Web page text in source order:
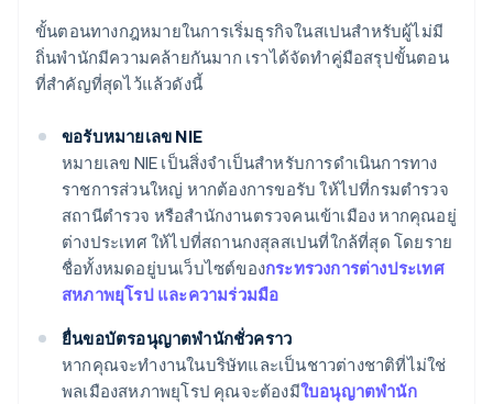
ขั้นตอนทางกฎหมายในการเริ่มธุรกิจในสเปนสำหรับผู้ไม่มี
ถิ่นพำนักมีความคล้ายกันมาก เราได้จัดทำคู่มือสรุปขั้นตอน
ที่สำคัญที่สุดไว้แล้วดังนี้
ขอรับหมายเลข NIE
หมายเลข NIE เป็นสิ่งจำเป็นสำหรับการดำเนินการทาง
ราชการส่วนใหญ่ หากต้องการขอรับ ให้ไปที่กรมตำรวจ
สถานีตำรวจ หรือสำนักงานตรวจคนเข้าเมือง หากคุณอยู่
ต่างประเทศ ให้ไปที่สถานกงสุลสเปนที่ใกล้ที่สุด โดยราย
ชื่อทั้งหมดอยู่บนเว็บไซต์ของกระทรวงการต่างประเทศ
สหภาพยุโรป และความร่วมมือ
ยื่นขอบัตรอนุญาตพำนักชั่วคราว
หากคุณจะทำงานในบริษัทและเป็นชาวต่างชาติที่ไม่ใช่
พลเมืองสหภาพยุโรป คุณจะต้องมีใบอนุญาตพำนัก